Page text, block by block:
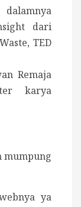
dari
TED
Remaja
karya
mumpung
ya